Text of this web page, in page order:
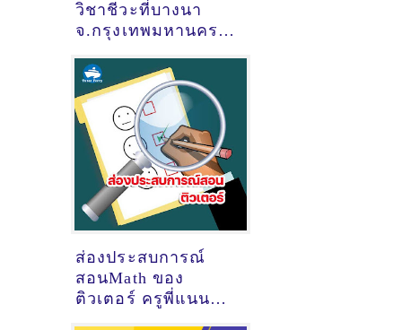
วิชาชีวะที่บางนา
จ.กรุงเทพมหานคร
ส่องประสบการณ์
สอนMath ของ
ติวเตอร์ ครูพี่แนน